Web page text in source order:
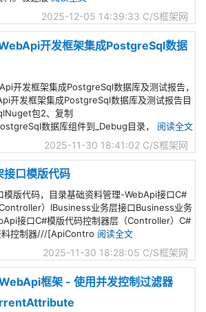
2025-12-05 14:39:33 C/S框架网
开发框架集成PostgreSql数据
开发框架集成PostgreSql数据库及测试报告，
开发框架集成PostgreSql数据库及测试报告目
包2、复制
数据库组件到_Debug目录， 阅读全文
2025-11-30 18:41:02 C/S框架网
口模版代码
模版代码，目录基础资料管理-WebApi接口C#
）IBusiness业务层接口Business业务
接口C#模版代码控制器层（Controller）C#
控制器///[ApiContro 阅读全文
2025-11-30 18:28:05 C/S框架网
框架 - 使用并发控制过滤器